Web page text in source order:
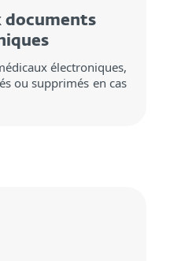
documents
électroniques,
ou supprimés en cas